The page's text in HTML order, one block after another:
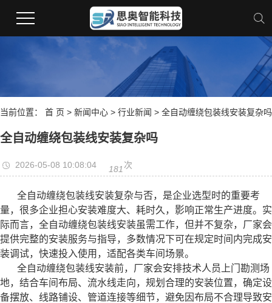
当前位置： 首 页 > 新闻中心 > 行业新闻 > 全自动缠绕包装线安装复杂吗
全自动缠绕包装线安装复杂吗
2026-05-08 10:08:04 181 次
全自动缠绕包装线安装复杂与否，是企业选型时的重要考
量，很多企业担心安装难度大、耗时久，影响正常生产进度。实
际而言，全自动缠绕包装线安装虽需工作，但并不复杂，厂家会
提供完整的安装服务与指导，多数情况下可在规定时间内完成安
装调试，快速投入使用，适配各类车间场景。
全自动缠绕包装线安装前，厂家会安排技术人员上门勘测场
地，结合车间布局、流水线走向，规划合理的安装位置，确定设
备摆放、线路铺设、管道连接等细节，避免因布局不合理导致安